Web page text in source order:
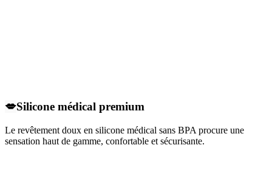
💋Silicone médical premium
Le revêtement doux en silicone médical sans BPA procure une
sensation haut de gamme, confortable et sécurisante.